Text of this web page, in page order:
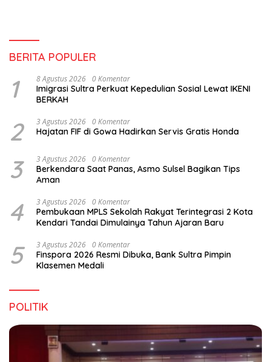
BERITA POPULER
1 8 Agustus 2026 0 Komentar
Imigrasi Sultra Perkuat Kepedulian Sosial Lewat IKENI
BERKAH
2 3 Agustus 2026 0 Komentar
Hajatan FIF di Gowa Hadirkan Servis Gratis Honda
3 3 Agustus 2026 0 Komentar
Berkendara Saat Panas, Asmo Sulsel Bagikan Tips
Aman
4 3 Agustus 2026 0 Komentar
Pembukaan MPLS Sekolah Rakyat Terintegrasi 2 Kota
Kendari Tandai Dimulainya Tahun Ajaran Baru
5 3 Agustus 2026 0 Komentar
Finspora 2026 Resmi Dibuka, Bank Sultra Pimpin
Klasemen Medali
POLITIK